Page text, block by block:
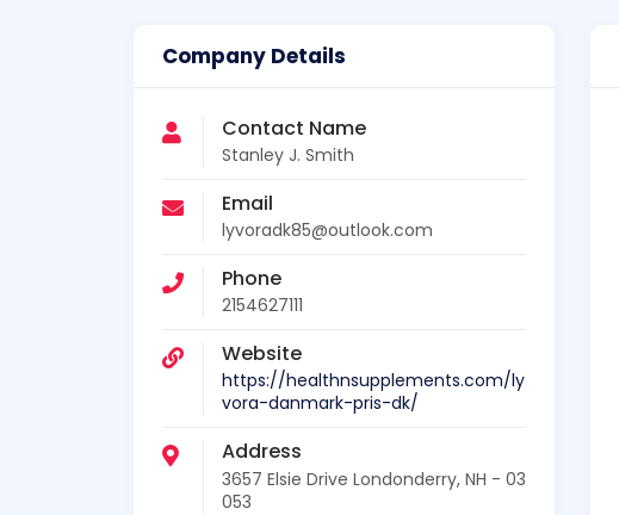
Company Details
Contact Name
Stanley J. Smith
Email
lyvoradk85@outlook.com
Phone
2154627111
Website
https://healthnsupplements.com/ly
vora-danmark-pris-dk/
Address
3657 Elsie Drive Londonderry, NH - 03
053